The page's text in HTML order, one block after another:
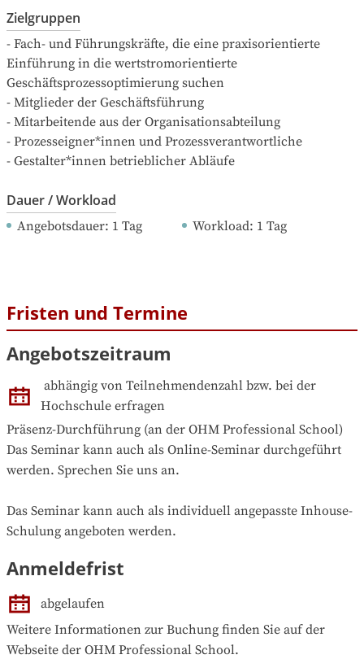
Zielgruppen
- Fach- und Führungskräfte, die eine praxisorientierte
Einführung in die wertstromorientierte
Geschäftsprozessoptimierung suchen
- Mitglieder der Geschäftsführung
- Mitarbeitende aus der Organisationsabteilung
- Prozesseigner*innen und Prozessverantwortliche
- Gestalter*innen betrieblicher Abläufe
Dauer / Workload
Angebotsdauer: 1 Tag Workload: 1 Tag
Fristen und Termine
Angebotszeitraum
abhängig von Teilnehmendenzahl bzw. bei der
Hochschule erfragen
Präsenz-Durchführung (an der OHM Professional School)
Das Seminar kann auch als Online-Seminar durchgeführt
werden. Sprechen Sie uns an.
Das Seminar kann auch als individuell angepasste Inhouse-
Schulung angeboten werden.
Anmeldefrist
abgelaufen
Weitere Informationen zur Buchung finden Sie auf der
Webseite der OHM Professional School.